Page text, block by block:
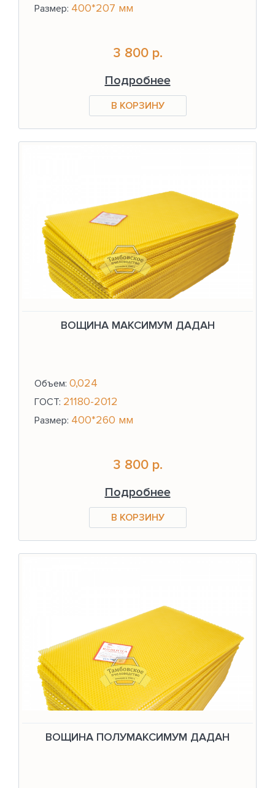
Размер: 400*207 мм
3 800 р.
Подробнее
ВОЩИНА МАКСИМУМ ДАДАН
Объем: 0,024
ГОСТ: 21180-2012
Размер: 400*260 мм
3 800 р.
Подробнее
ВОЩИНА ПОЛУМАКСИМУМ ДАДАН